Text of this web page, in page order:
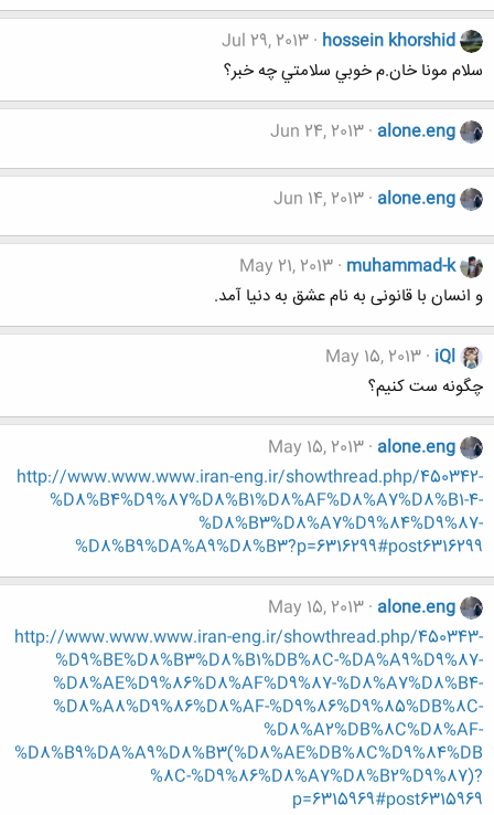
hossein khorshid
Jul 29, 2013
سلام مونا خان.م خوبي سلامتي چه خبر؟
alone.eng
Jun 24, 2013
alone.eng
Jun 14, 2013
muhammad-k
May 21, 2013
و انسان با قانونی به نام عشق به دنیا آمد.
iQl
May 15, 2013
چگونه ست کنیم؟
alone.eng
May 15, 2013
http://www.www.www.iran-eng.ir/showthread.php/450342-
%D8%B4%D9%87%D8%B1%D8%AF%D8%A7%D8%B1-4-
%D8%B3%D8%A7%D9%84%D9%87-
%D8%B9%DA%A9%D8%B3?p=6316299#post6316299
alone.eng
May 15, 2013
http://www.www.www.iran-eng.ir/showthread.php/450343-
%D9%BE%D8%B3%D8%B1%DB%8C-%DA%A9%D9%87-
%D8%AE%D9%86%D8%AF%D9%87-%D8%A7%D8%B4-
%D8%A8%D9%86%D8%AF-%D9%86%D9%85%DB%8C-
%D8%A2%DB%8C%D8%AF-
%D8%B9%DA%A9%D8%B3(%D8%AE%DB%8C%D9%84%DB
%8C-%D9%86%D8%A7%D8%B2%D9%87)?
p=6315969#post6315969